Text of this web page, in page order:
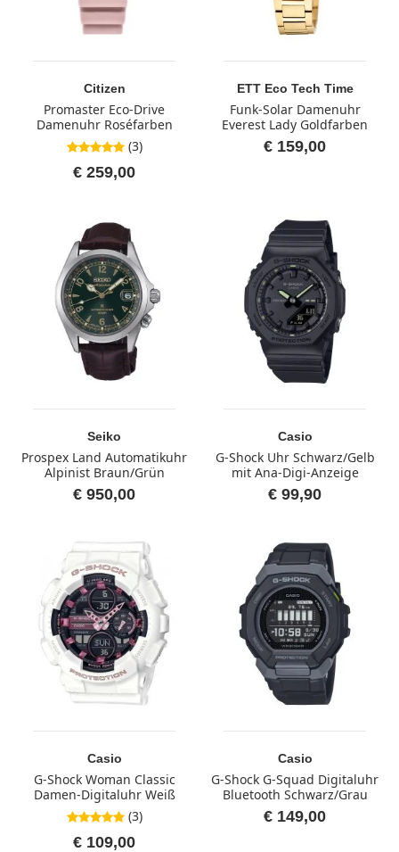
Citizen
Promaster Eco-Drive
Damenuhr Roséfarben
5,0 von 5 Sternen
(3)
€ 259,00
ETT Eco Tech Time
Funk-Solar Damenuhr
Everest Lady Goldfarben
€ 159,00
Seiko
Prospex Land Automatikuhr
Alpinist Braun/Grün
€ 950,00
Casio
G-Shock Uhr Schwarz/Gelb
mit Ana-Digi-Anzeige
€ 99,90
Casio
G-Shock Woman Classic
Damen-Digitaluhr Weiß
5,0 von 5 Sternen
(3)
€ 109,00
Casio
G-Shock G-Squad Digitaluhr
Bluetooth Schwarz/Grau
€ 149,00